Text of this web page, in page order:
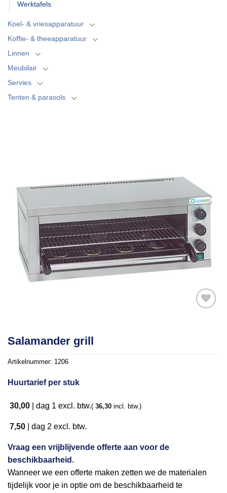
Werktafels
Koel- & vriesapparatuur
Koffie- & theeapparatuur
Linnen
Meubilair
Servies
Tenten & parasols
verlanglijst
Salamander grill
Artikelnummer: 1206
Huurtarief per stuk
30,00 dag 1 excl. btw.( 36,30 incl. btw.)
7,50 dag 2 excl. btw.
Vraag een vrijblijvende offerte aan voor de
beschikbaarheid.
Wanneer we een offerte maken zetten we de materialen
tijdelijk voor je in optie om de beschikbaarheid te